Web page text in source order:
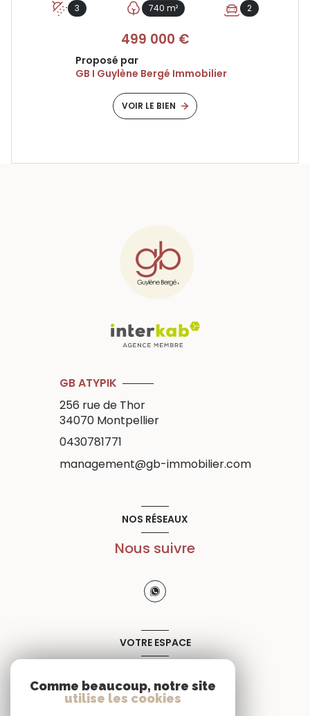
3 740 m² 2
499 000 €
Proposé par
GB I Guylène Bergé Immobilier
VOIR LE BIEN
GB ATYPIK
256 rue de Thor
34070 Montpellier
0430781771
management@gb-immobilier.com
NOS RÉSEAUX
Nous suivre
VOTRE ESPACE
Comme beaucoup, notre site
utilise les cookies